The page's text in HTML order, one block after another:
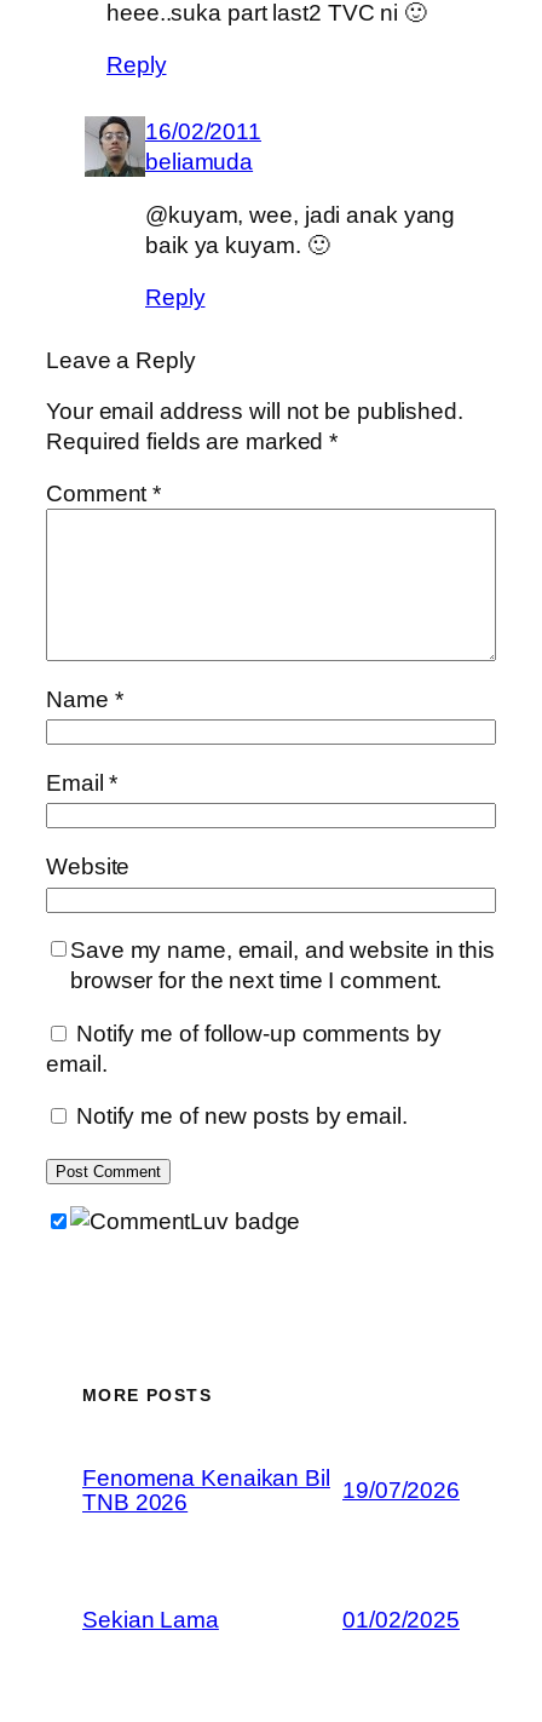
heee..suka part last2 TVC ni 🙂
Reply
16/02/2011
beliamuda
@kuyam, wee, jadi anak yang
baik ya kuyam. 🙂
Reply
Leave a Reply
Your email address will not be published.
Required fields are marked*
Comment*
Name *
Email*
Website
Save my name, email, and website in this
browser for the next time I comment.
Notify me of follow-up comments by
email.
Notify me of new posts by email.
MORE POSTS
Fenomena Kenaikan Bil
TNB 2026
19/07/2026
Sekian Lama 01/02/2025